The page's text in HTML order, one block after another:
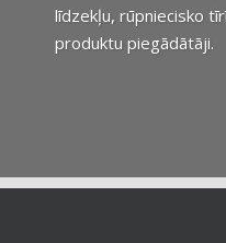
līdzekļu, rūpniecisko
produktu piegādātāji.